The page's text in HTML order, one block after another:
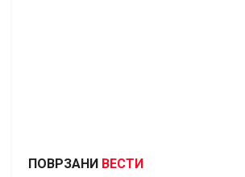
ПОВРЗАНИ ВЕСТИ